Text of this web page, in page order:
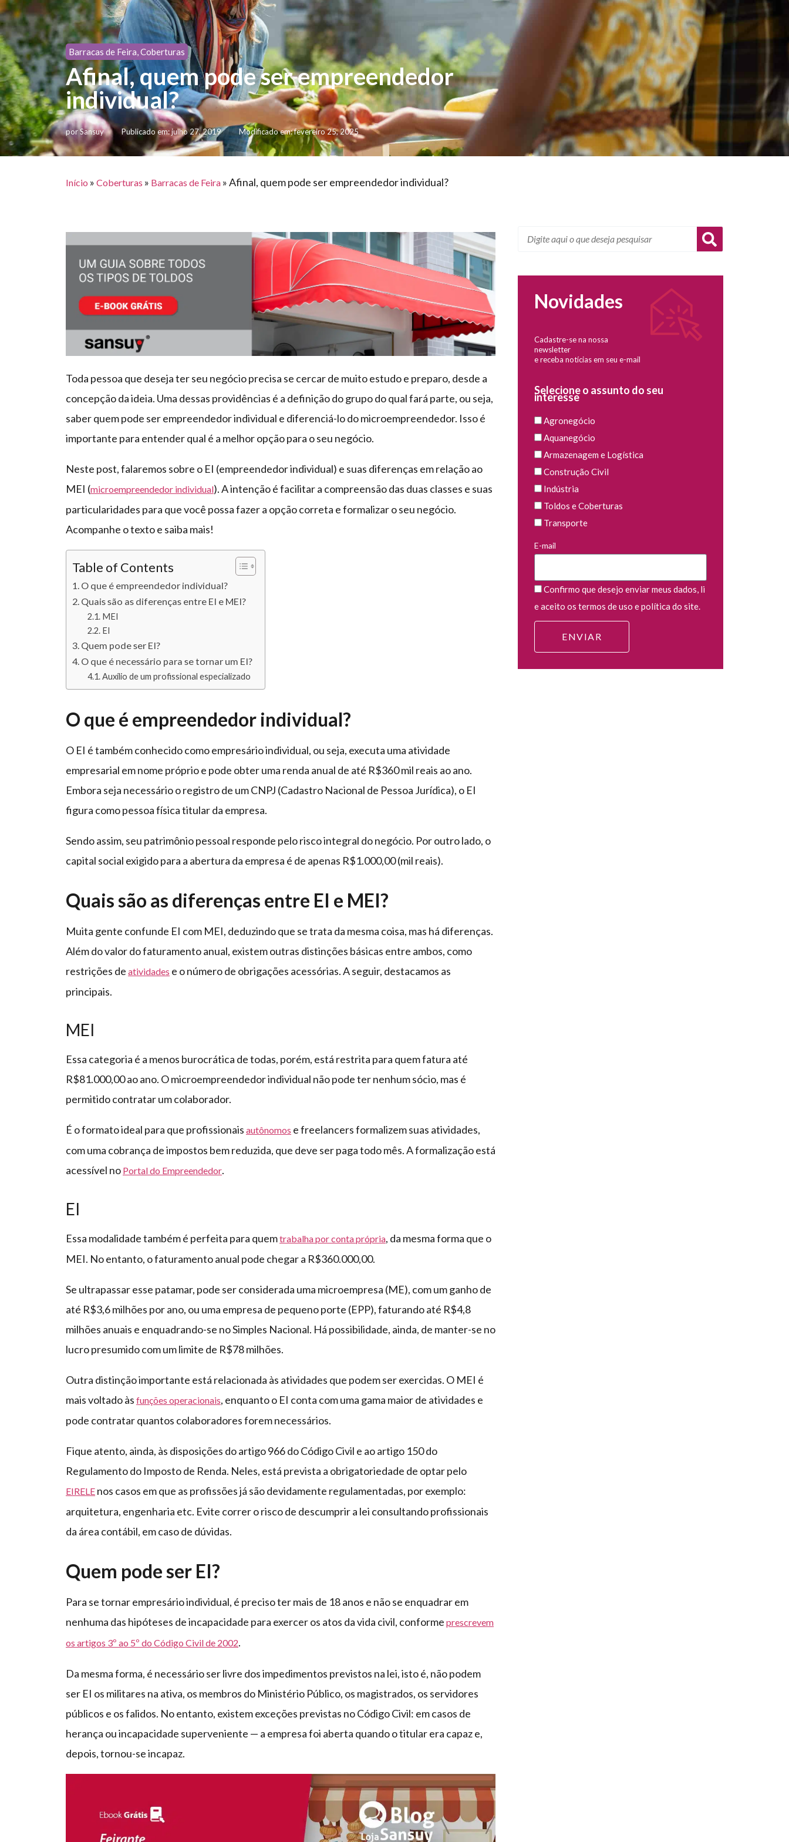
Barracas de Feira,Coberturas
Afinal, quem pode ser empreendedor
individual?
porSansuy Publicado em:julho 27, 2019 Modificado em: fevereiro 25, 2025
Início » Coberturas » Barracas de Feira »Afinal, quem pode ser empreendedor individual?
Toda pessoa que deseja ter seu negócio precisa se cercar de muito estudo e preparo, desde a
concepção da ideia. Uma dessas providências é a definição do grupo do qual fará parte, ou seja,
saber quem pode ser empreendedor individual e diferenciá-lo do microempreendedor. Isso é
importante para entender qual é a melhor opção para o seu negócio.
Neste post, falaremos sobre o EI (empreendedor individual) e suas diferenças em relação ao
MEI (microempreendedor individual). A intenção é facilitar a compreensão das duas classes e suas
particularidades para que você possa fazer a opção correta e formalizar o seu negócio.
Acompanhe o texto e saiba mais!
Table of Contents
O que é empreendedor individual?
Quais são as diferenças entre EI e MEI?
MEI
EI
Quem pode ser EI?
O que é necessário para se tornar um EI?
Auxílio de um profissional especializado
O que é empreendedor individual?
O EI é também conhecido como empresário individual, ou seja, executa uma atividade
empresarial em nome próprio e pode obter uma renda anual de até R$360 mil reais ao ano.
Embora seja necessário o registro de um CNPJ (Cadastro Nacional de Pessoa Jurídica), o EI
figura como pessoa física titular da empresa.
Sendo assim, seu patrimônio pessoal responde pelo risco integral do negócio. Por outro lado, o
capital social exigido para a abertura da empresa é de apenas R$1.000,00 (mil reais).
Quais são as diferenças entre EI e MEI?
Muita gente confunde EI com MEI, deduzindo que se trata da mesma coisa, mas há diferenças.
Além do valor do faturamento anual, existem outras distinções básicas entre ambos, como
restrições de atividades e o número de obrigações acessórias. A seguir, destacamos as
principais.
MEI
Essa categoria é a menos burocrática de todas, porém, está restrita para quem fatura até
R$81.000,00 ao ano. O microempreendedor individual não pode ter nenhum sócio, mas é
permitido contratar um colaborador.
É o formato ideal para que profissionais autônomos e freelancers formalizem suas atividades,
com uma cobrança de impostos bem reduzida, que deve ser paga todo mês. A formalização está
acessível no Portal do Empreendedor.
EI
Essa modalidade também é perfeita para quemtrabalha por conta própria, da mesma forma que o
MEI. No entanto, o faturamento anual pode chegar a R$360.000,00.
Se ultrapassar esse patamar, pode ser considerada uma microempresa (ME), com um ganho de
até R$3,6 milhões por ano, ou uma empresa de pequeno porte (EPP), faturando até R$4,8
milhões anuais e enquadrando-se no Simples Nacional. Há possibilidade, ainda, de manter-se no
lucro presumido com um limite de R$78 milhões.
Outra distinção importante está relacionada às atividades que podem ser exercidas. O MEI é
mais voltado às funções operacionais, enquanto o EI conta com uma gama maior de atividades e
pode contratar quantos colaboradores forem necessários.
Fique atento, ainda, às disposições do artigo 966 do Código Civil e ao artigo 150 do
Regulamento do Imposto de Renda. Neles, está prevista a obrigatoriedade de optar pelo
EIRELE nos casos em que as profissões já são devidamente regulamentadas, por exemplo:
arquitetura, engenharia etc. Evite correr o risco de descumprir a lei consultando profissionais
da área contábil, em caso de dúvidas.
Quem pode ser EI?
Para se tornar empresário individual, é preciso ter mais de 18 anos e não se enquadrar em
nenhuma das hipóteses de incapacidade para exercer os atos da vida civil, conforme prescrevem
os artigos 3º ao 5º do Código Civil de 2002.
Da mesma forma, é necessário ser livre dos impedimentos previstos na lei, isto é, não podem
ser EI os militares na ativa, os membros do Ministério Público, os magistrados, os servidores
públicos e os falidos. No entanto, existem exceções previstas no Código Civil: em casos de
herança ou incapacidade superveniente — a empresa foi aberta quando o titular era capaz e,
depois, tornou-se incapaz.
Novidades
Cadastre-se na nossa
newsletter
e receba notícias em seu e-mail
Selecione o assunto do seu
interesse
Agronegócio
Aquanegócio
Armazenagem e Logística
Construção Civil
Indústria
Toldos e Coberturas
Transporte
E-mail
Confirmo que desejo enviar meus dados, li
e aceito os termos de uso e política do site.